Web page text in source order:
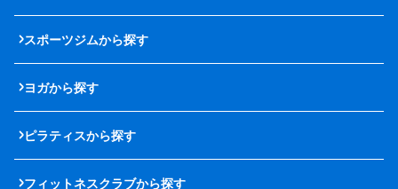
スポーツジムから探す
ヨガから探す
ピラティスから探す
フィットネスクラブから探す